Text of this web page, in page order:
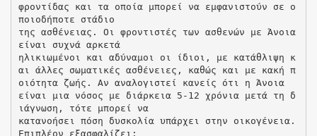
φροντίδας και τα οποία μπορεί να εμφανιστούν σε ο
ποιοδήποτε στάδιο
της ασθένειας. Οι φροντιστές των ασθενών με Άνοια
είναι συχνά αρκετά
ηλικιωμένοι και αδύναμοι οι ίδιοι, με κατάθλιψη κ
αι άλλες σωματικές ασθένειες, καθώς και με κακή π
οιότητα ζωής. Αν αναλογιστεί κανείς ότι η Άνοια
είναι μια νόσος με διάρκεια 5-12 χρόνια μετά τη δ
ιάγνωση, τότε μπορεί να
κατανοήσει πόση δυσκολία υπάρχει στην οικογένεια.
Επιπλέον εξασφαλίζει: